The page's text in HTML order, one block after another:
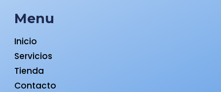
Menu
Inicio
Servicios
Tienda
Contacto